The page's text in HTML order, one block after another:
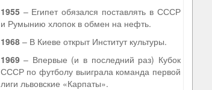
1955– Египет обязался поставлять в СССР
и Румынию хлопок в обмен на нефть.
1968– В Киеве открыт Институт культуры.
1969– Впервые (и в последний раз) Кубок
СССР по футболу выиграла команда первой
лиги львовские «Карпаты».